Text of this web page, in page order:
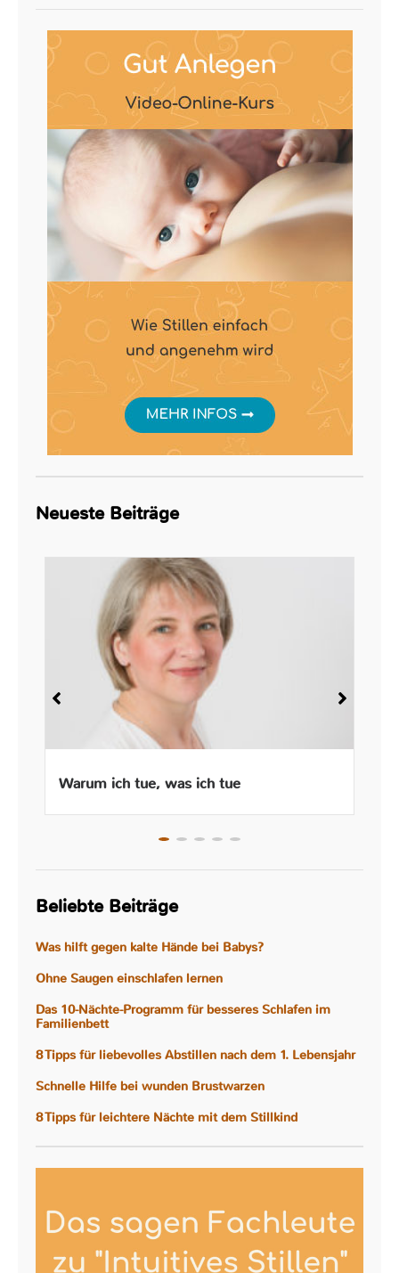
Neueste Beiträge
Warum ich tue, was ich tue
Beliebte Beiträge
Was hilft gegen kalte Hände bei Babys?
Ohne Saugen einschlafen lernen
Das 10-Nächte-Programm für besseres Schlafen im
Familienbett
8 Tipps für liebevolles Abstillen nach dem 1. Lebensjahr
Schnelle Hilfe bei wunden Brustwarzen
8 Tipps für leichtere Nächte mit dem Stillkind